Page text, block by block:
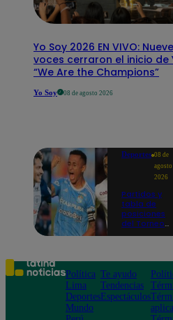
Yo Soy 2026 EN VIVO:
voces cerraron el inicio de
“We Are the Champions”
Yo Soy 08 de agosto 2026
Deportes 08 de
agosto
2026
Partidos y
tabla de
posiciones
del Torneo
en la fecha
Política
Lima
Deportes
Mundo
Te ayudo
Tendencias
Espectáculos